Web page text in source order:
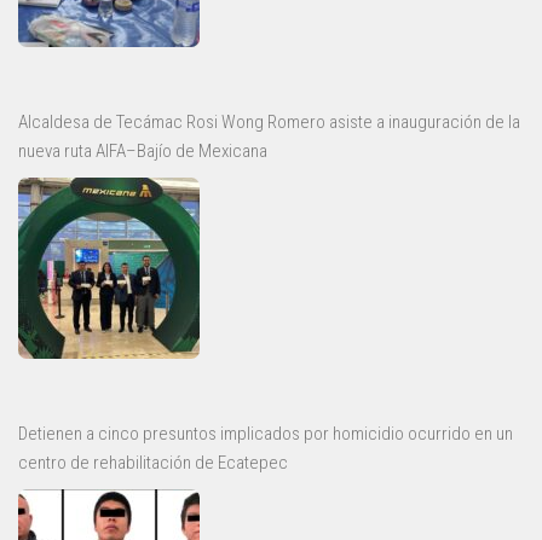
Alcaldesa de Tecámac Rosi Wong Romero asiste a inauguración de la
nueva ruta AIFA–Bajío de Mexicana
Detienen a cinco presuntos implicados por homicidio ocurrido en un
centro de rehabilitación de Ecatepec